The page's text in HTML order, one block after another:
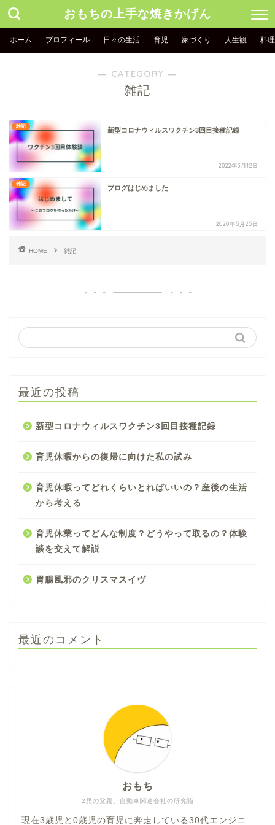
おもちの上手な焼きかげん
ホーム プロフィール 日々の生活 育児 家づくり 人生観 料理
― CATEGORY ―
雑記
雑記
新型コロナウィルスワクチン3回目接種記録
2022年3月12日
雑記
ブログはじめました
2020年5月25日
HOME 雑記
最近の投稿
新型コロナウィルスワクチン3回目接種記録
育児休暇からの復帰に向けた私の試み
育児休暇ってどれくらいとればいいの？産後の生活
から考える
育児休業ってどんな制度？どうやって取るの？体験
談を交えて解説
胃腸風邪のクリスマスイヴ
最近のコメント
2児の父親、自動車関連会社の研究職
おもち
現在3歳児と0歳児の育児に奔走している30代エンジニ